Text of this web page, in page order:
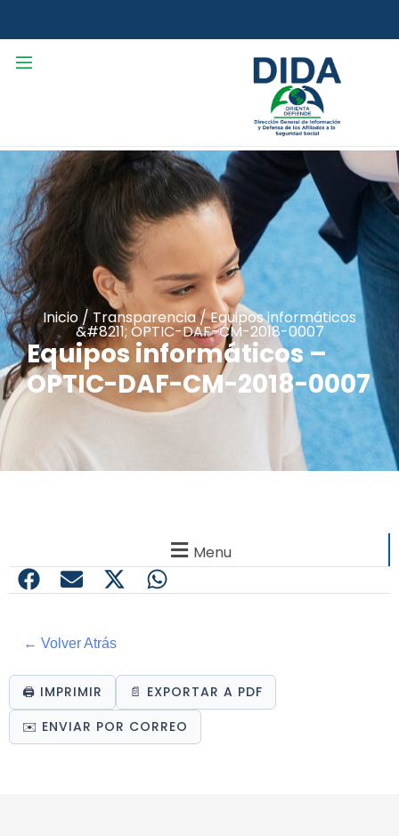
Inicio / Transparencia/Equipos informáticos
&#8211; OPTIC-DAF-CM-2018-0007
Equipos informáticos –
OPTIC-DAF-CM-2018-0007
Menu
← Volver Atrás
🖨️ IMPRIMIR
📄 EXPORTAR A PDF
✉️ ENVIAR POR CORREO